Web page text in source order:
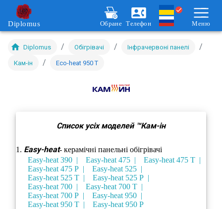
Diplomus Обране Телефон Меню
Diplomus / Обігрівачі / Інфрачервоні панелі /
Кам-ін / Eco-heat 950 T
Список усіх моделей ™Кам-ін
Еasy-heat- керамічні панельні обігрівачі
Еasy-heat 390
Еasy-heat 475
Еasy-heat 475 T
Еasy-heat 475 P
Еasy-heat 525
Еasy-heat 525 Т
Еasy-heat 525 P
Еasy-heat 700
Еasy-heat 700 T
Еasy-heat 700 P
Еasy-heat 950
Еasy-heat 950 T
Еasy-heat 950 P